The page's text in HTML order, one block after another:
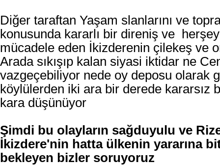
Diğer taraftan Yaşam slanlarını ve
konusunda kararlı bir direniş ve
mücadele eden İkizderenin çilekeş ve
Arada sıkışıp kalan siyasi iktidar ne
vazgeçebiliyor nede oy deposu olarak
köylülerden iki ara bir derede kararsız
kara düşünüyor
Şimdi bu olayların sağduyulu ve
İkizdere'nin hatta ülkenin yararına
bekleyen bizler soruyoruz